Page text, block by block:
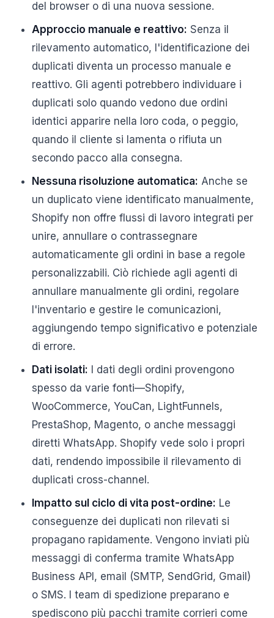
del browser o di una nuova sessione.
Approccio manuale e reattivo: Senza il
rilevamento automatico, l'identificazione dei
duplicati diventa un processo manuale e
reattivo. Gli agenti potrebbero individuare i
duplicati solo quando vedono due ordini
identici apparire nella loro coda, o peggio,
quando il cliente si lamenta o rifiuta un
secondo pacco alla consegna.
Nessuna risoluzione automatica: Anche se
un duplicato viene identificato manualmente,
Shopify non offre flussi di lavoro integrati per
unire, annullare o contrassegnare
automaticamente gli ordini in base a regole
personalizzabili. Ciò richiede agli agenti di
annullare manualmente gli ordini, regolare
l'inventario e gestire le comunicazioni,
aggiungendo tempo significativo e potenziale
di errore.
Dati isolati: I dati degli ordini provengono
spesso da varie fonti—Shopify,
WooCommerce, YouCan, LightFunnels,
PrestaShop, Magento, o anche messaggi
diretti WhatsApp. Shopify vede solo i propri
dati, rendendo impossibile il rilevamento di
duplicati cross-channel.
Impatto sul ciclo di vita post-ordine: Le
conseguenze dei duplicati non rilevati si
propagano rapidamente. Vengono inviati più
messaggi di conferma tramite WhatsApp
Business API, email (SMTP, SendGrid, Gmail)
o SMS. I team di spedizione preparano e
spediscono più pacchi tramite corrieri come